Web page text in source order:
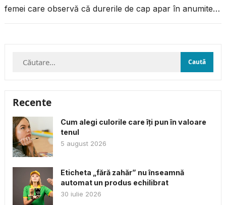
femei care observă că durerile de cap apar în anumite
Caută
Recente
Cum alegi culorile care îți pun în valoare
tenul
5 august 2026
Eticheta „fără zahăr” nu înseamnă
automat un produs echilibrat
30 iulie 2026